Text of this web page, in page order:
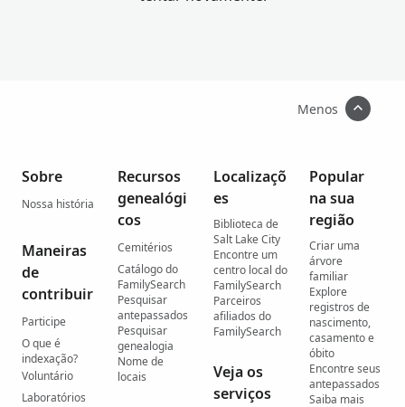
Menos
Sobre
Nossa história
Maneiras
de
contribuir
Participe
O que é
indexação?
Voluntário
Laboratórios
Recursos
genealógi
cos
Cemitérios
Catálogo do
FamilySearch
Pesquisar
antepassados
Pesquisar
genealogia
Nome de
locais
Localizaçõ
es
Biblioteca de
Salt Lake City
Encontre um
centro local do
FamilySearch
Parceiros
afiliados do
FamilySearch
Veja os
serviços
Popular
na sua
região
Criar uma
árvore
familiar
Explore
registros de
nascimento,
casamento e
óbito
Encontre seus
antepassados
Saiba mais